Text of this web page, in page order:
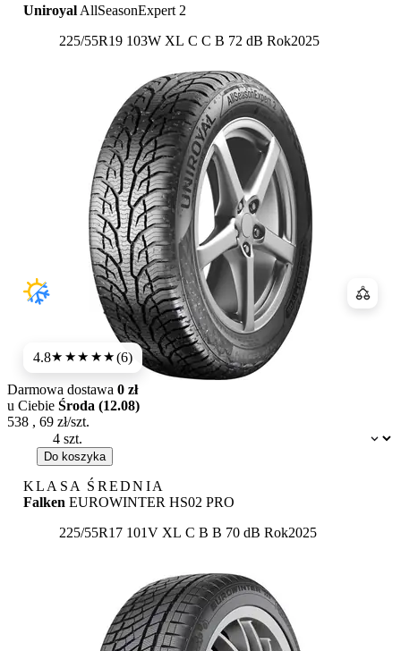
Uniroyal AllSeasonExpert 2
225/55R19 103W XL Etykieta:
C C B 72 dB Rok2025
4.8★★★★★(6)
Dostępność:
Darmowa dostawa 0 zł
u Ciebie Środa (12.08)
538 , 69 zł/szt.
Do koszyka
KLASA ŚREDNIA
Falken EUROWINTER HS02 PRO
225/55R17 101V XL Etykieta:
C B B 70 dB Rok2025